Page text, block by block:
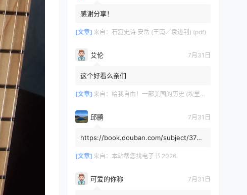
感谢分享！
[文章] 来自： 石窟史诗 安岳 (王南／袁进钊) (pdf)
艾伦 7月31日
这个好看么亲们
[文章] 来自： 给我自由！一部美国的历史 (坎里克·方纳／埃里克·方纳) (mobi+azw3+epub)
邱鹏 7月31日
https://book.douban.com/subject/3725
[文章] 来自： 本站帮您找电子书 2026
可爱的你称 7月31日